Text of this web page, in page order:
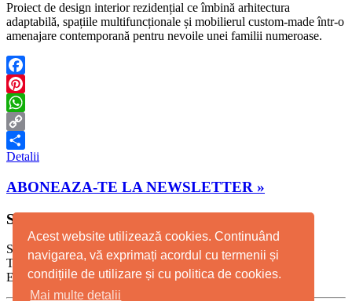
Acest website utilizează cookies. Continuând
navigarea, vă exprimați acordul cu termenii și
condițiile de utilizare și cu politica de cookies.
Mai multe detalii
Proiect de design interior rezidențial ce îmbină arhitectura
adaptabilă, spațiile multifuncționale și mobilierul custom-made într-o
amenajare contemporană pentru nevoile unei familii numeroase.
Facebook
Pinterest
WhatsApp
Copy
Link
Partajează
Detalii
ABONEAZA-TE LA NEWSLETTER »
STUDIO TIMISOARA
Str. Scolii Nr. 2A
T: +40 723 124 634, T: +4 0732 402 631
E-mail: info@whitedotdesign.ro